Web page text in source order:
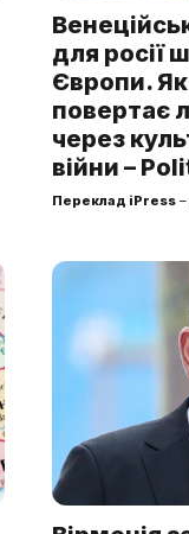
для росії
Європи.
повертає
через
війни –
Переклад iPress